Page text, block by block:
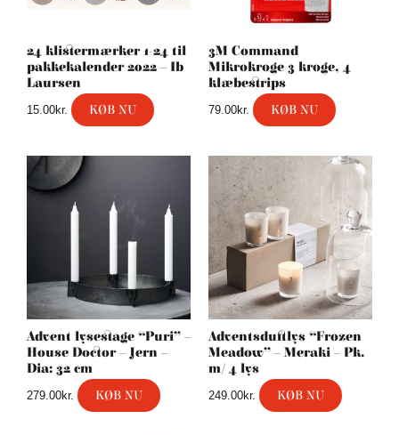
24 klistermærker 1-24 til
pakkekalender 2022 – Ib
Laursen
15.00kr. KØB NU
3M Command
Mikrokroge 3 kroge, 4
klæbestrips
79.00kr. KØB NU
Advent lysestage “Puri” –
House Doctor – Jern –
Dia: 32 cm
279.00kr. KØB NU
Adventsduftlys “Frozen
Meadow” – Meraki – Pk.
m/ 4 lys
249.00kr. KØB NU